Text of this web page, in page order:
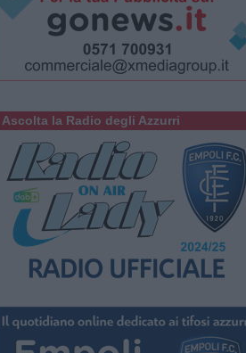
Ascolta la Radio degli Azzurri